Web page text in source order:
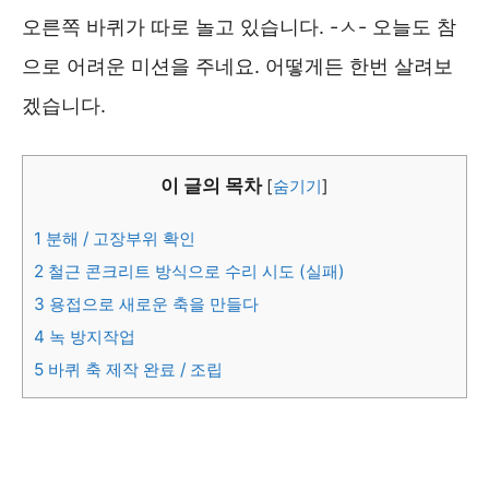
오른쪽 바퀴가 따로 놀고 있습니다. -ㅅ- 오늘도 참
으로 어려운 미션을 주네요. 어떻게든 한번 살려보
겠습니다.
이 글의 목차 [숨기기]
1 분해 / 고장부위 확인
2 철근 콘크리트 방식으로 수리 시도 (실패)
3 용접으로 새로운 축을 만들다
4 녹 방지작업
5 바퀴 축 제작 완료 / 조립